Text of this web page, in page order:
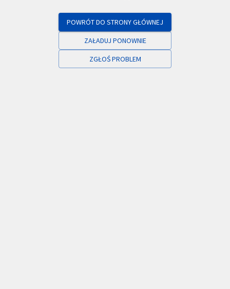
POWRÓT DO STRONY GŁÓWNEJ
ZAŁADUJ PONOWNIE
ZGŁOŚ PROBLEM